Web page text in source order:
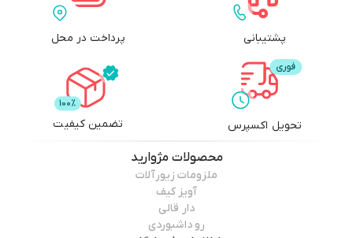
پشتیبانی پرداخت در محل
تحویل اکسپرس تضمین کیفیت
محصولاتمژوارید
ملزومات زیورآلات
آویز کیف
دار قالی
رو داشبوردی